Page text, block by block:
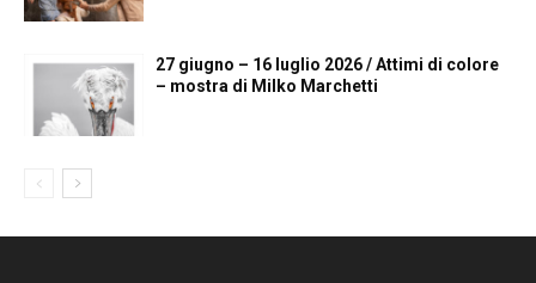
27 giugno – 16 luglio 2026 / Attimi di colore
– mostra di Milko Marchetti